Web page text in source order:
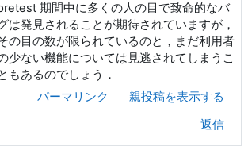
期間中に多くの人の目で致命的なバ
は発見されることが期待されていますが，
の目の数が限られているのと，まだ利用者
少ない機能については見逃されてしまうこ
もあるのでしょう．
パーマリンク
親投稿を表示する
返信